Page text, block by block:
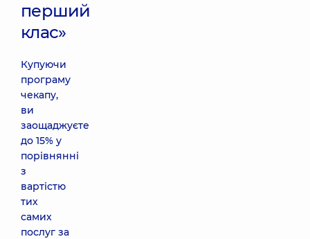
перший
клас»
Купуючи
програму
чекапу,
ви
заощаджуєте
до 15% у
порівнянні
з
вартістю
тих
самих
послуг за